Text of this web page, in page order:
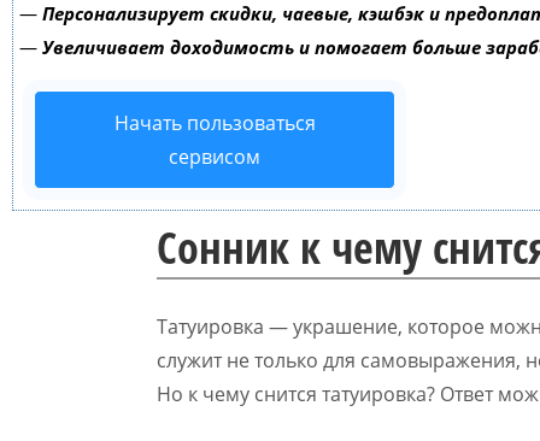
— Персонализирует скидки, чаевые, кэшбэк и
— Увеличивает доходимость и помогает больше
Начать пользоваться
сервисом
Сонник к чему
Татуировка — украшение, которое
служит не только для самовыражения,
Но к чему снится татуировка? Ответ